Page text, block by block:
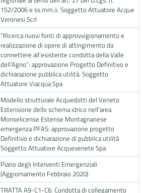
152/2006 e ss.mm.ii. Soggetto Attuatore Acque
Veronesi Scrl
“Ricerca nuovi fonti di approvvigionamento e
realizzazione di opere di attingimento da
connettere all’esistente condotta della Valle
dell’Agno”: approvazione Progetto Definitivo e
dichiarazione pubblica utilità. Soggetto
Attuatore Viacqua Spa
Modello strutturale Acquedotti del Veneto
Estensione dello schema idrico nell’area
Monselicense Estense Montagnanese
emergenza PFAS: approvazione progetto
Definitivo e dichiarazione di pubblica utilità
Soggetto Attuatore Acquevenete Spa
Piano degli Interventi Emergenziali
(Aggiornamento Febbraio 2020)
TRATTA A9-C1-C6: Condotta di collegamento